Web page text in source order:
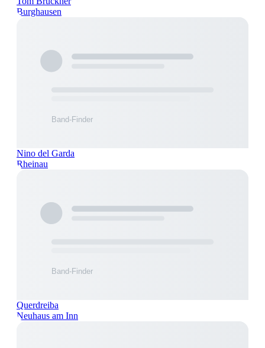
Burghausen
Nino del Garda
Rheinau
Querdreiba
Neuhaus am Inn